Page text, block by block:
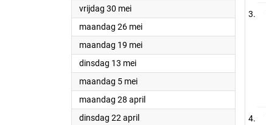
vrijdag 30 mei2025
maandag 26 mei2025
maandag 19 mei2025
dinsdag 13 mei2025
maandag 5 mei2025
maandag 28 april2025
dinsdag 22 april2025